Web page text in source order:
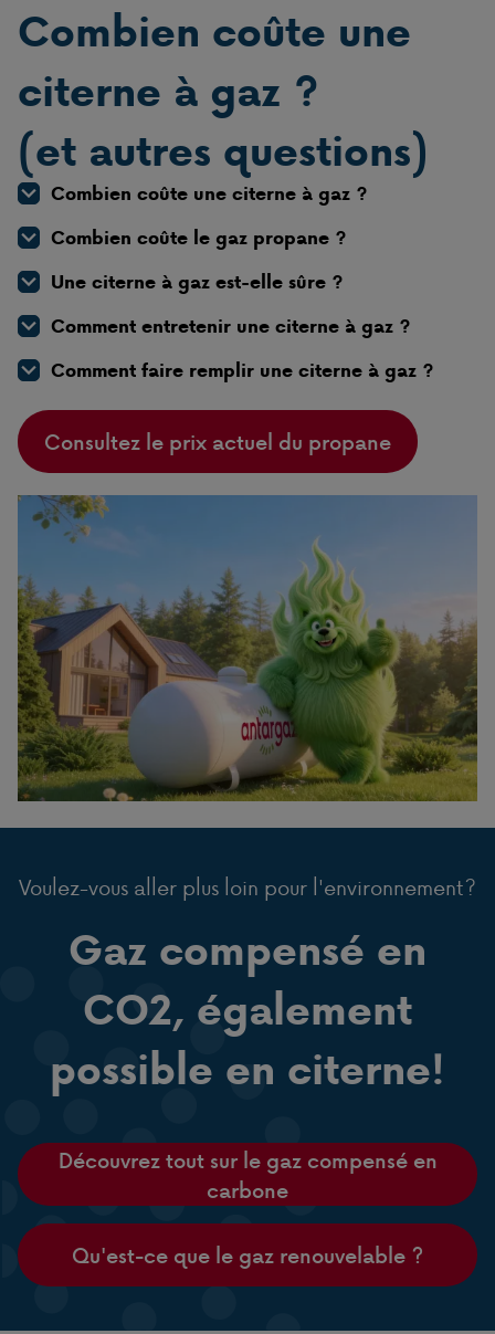
Combien coûte une
citerne à gaz ?
(et autres questions)
Combien coûte une citerne à gaz ?
Combien coûte le gaz propane ?
Une citerne à gaz est-elle sûre ?
Comment entretenir une citerne à gaz ?
Comment faire remplir une citerne à gaz ?
Consultez le prix actuel du propane
Voulez-vous aller plus loin pour l'environnement?
Gaz compensé en
CO2, également
possible en citerne!
Découvrez tout sur le gaz compensé en
carbone
Qu'est-ce que le gaz renouvelable ?